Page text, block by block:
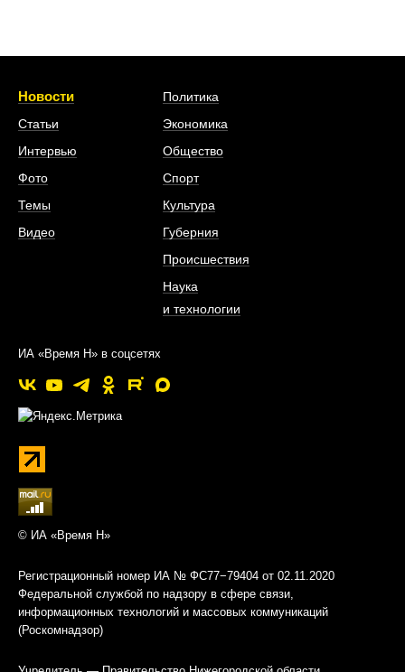
Новости
Статьи
Интервью
Фото
Темы
Видео
Политика
Экономика
Общество
Спорт
Культура
Губерния
Происшествия
Наука
и технологии
ИА «Время Н» в соцсетях
© ИА «Время Н»
Регистрационный номер ИА № ФС77−79404 от 02.11.2020
Федеральной службой по надзору в сфере связи,
информационных технологий и массовых коммуникаций
(Роскомнадзор)